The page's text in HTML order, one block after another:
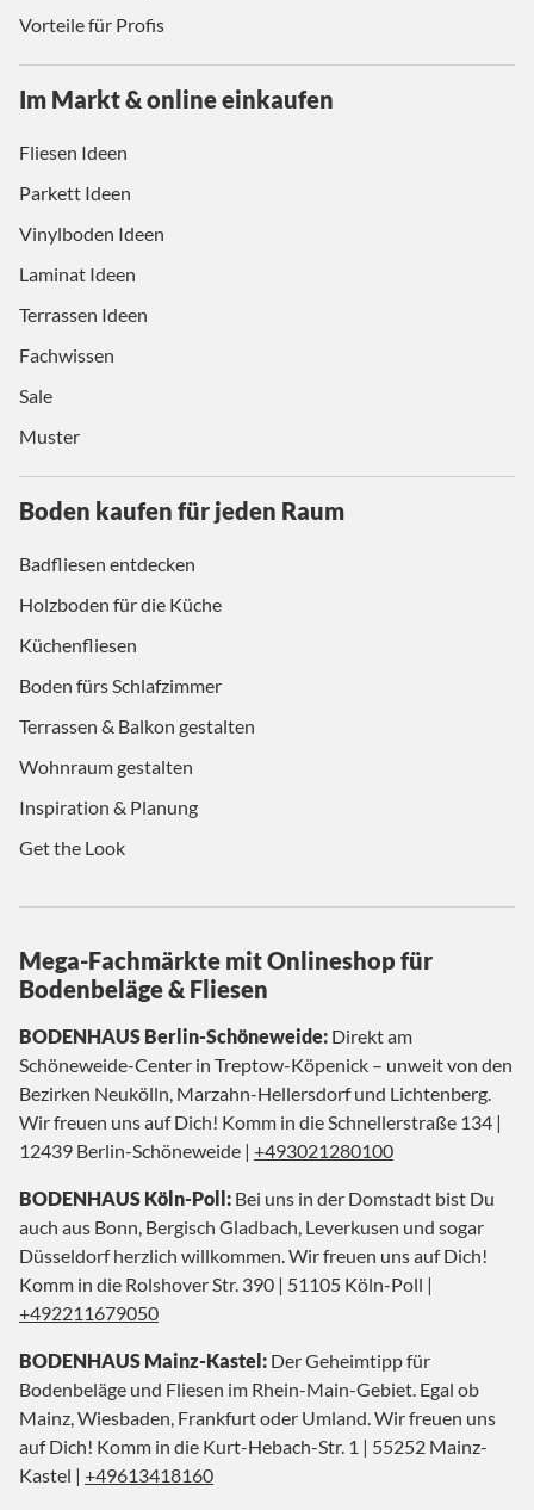
Vorteile für Profis
Im Markt & online einkaufen
Fliesen Ideen
Parkett Ideen
Vinylboden Ideen
Laminat Ideen
Terrassen Ideen
Fachwissen
Sale
Muster
Boden kaufen für jeden Raum
Badfliesen entdecken
Holzboden für die Küche
Küchenfliesen
Boden fürs Schlafzimmer
Terrassen & Balkon gestalten
Wohnraum gestalten
Inspiration & Planung
Get the Look
Mega-Fachmärkte mit Onlineshop für
Bodenbeläge & Fliesen
BODENHAUS Berlin-Schöneweide: Direkt am
Schöneweide-Center in Treptow-Köpenick – unweit von den
Bezirken Neukölln, Marzahn-Hellersdorf und Lichtenberg.
Wir freuen uns auf Dich! Komm in die Schnellerstraße 134 |
12439 Berlin-Schöneweide | +493021280100
BODENHAUS Köln-Poll: Bei uns in der Domstadt bist Du
auch aus Bonn, Bergisch Gladbach, Leverkusen und sogar
Düsseldorf herzlich willkommen. Wir freuen uns auf Dich!
Komm in die Rolshover Str. 390 | 51105 Köln-Poll |
+492211679050
BODENHAUS Mainz-Kastel: Der Geheimtipp für
Bodenbeläge und Fliesen im Rhein-Main-Gebiet. Egal ob
Mainz, Wiesbaden, Frankfurt oder Umland. Wir freuen uns
auf Dich! Komm in die Kurt-Hebach-Str. 1 | 55252 Mainz-
Kastel | +49613418160